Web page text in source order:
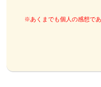
※あくまでも個人の感想で